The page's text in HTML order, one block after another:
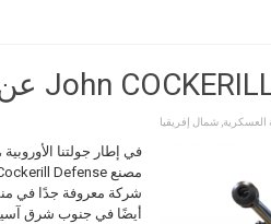
العسكرية ,شمال إفريقيا
في إطار جولتنا
شركة معروفة جدًا في
أيضًا في جنوب شرق آسيا